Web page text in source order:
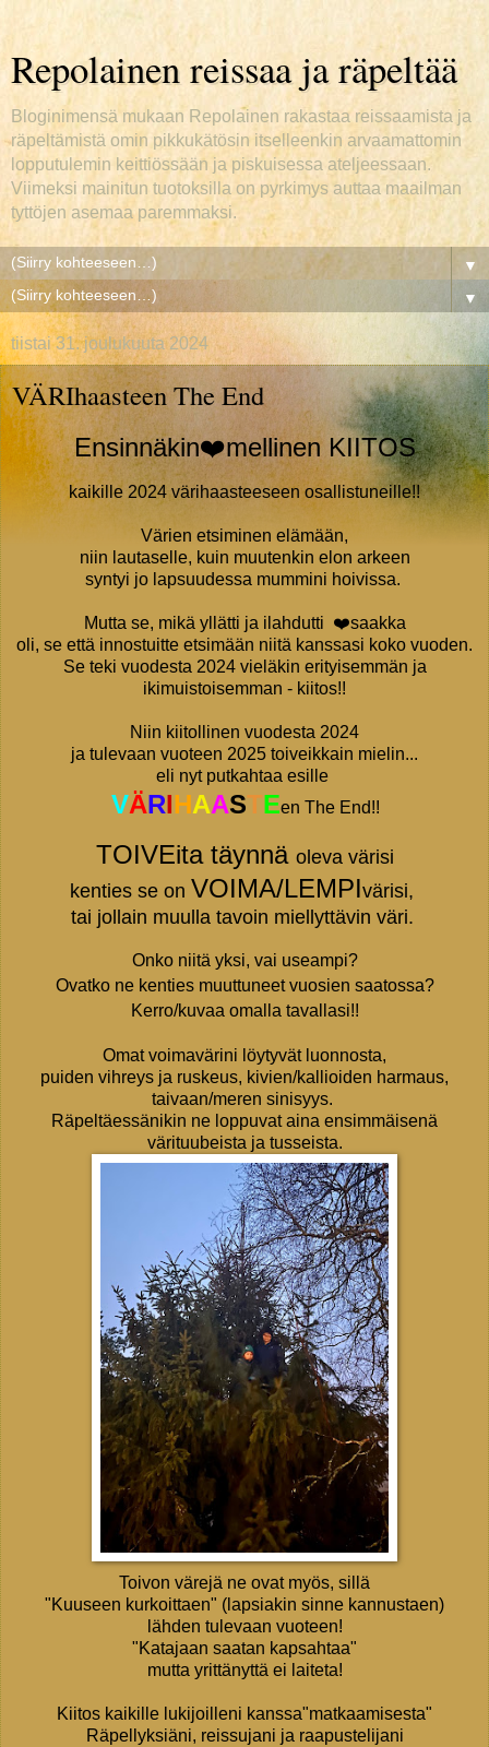
Repolainen reissaa ja räpeltää
Bloginimensä mukaan Repolainen rakastaa reissaamista ja
räpeltämistä omin pikkukätösin itselleenkin arvaamattomin
lopputulemin keittiössään ja piskuisessa ateljeessaan.
Viimeksi mainitun tuotoksilla on pyrkimys auttaa maailman
tyttöjen asemaa paremmaksi.
▼
▼
tiistai 31. joulukuuta 2024
VÄRIhaasteen The End
Ensinnäkin❤️mellinenKIITOS
kaikille 2024 värihaasteeseen osallistuneille!!
Värien etsiminen elämään,
niin lautaselle, kuin muutenkin elon arkeen
syntyi jo lapsuudessa mummini hoivissa.
Mutta se, mikä yllätti ja ilahdutti ❤️saakka
oli, se että innostuitte etsimään niitä kanssasi koko vuoden.
Se teki vuodesta 2024 vieläkin erityisemmän ja
ikimuistoisemman - kiitos!!
Niin kiitollinen vuodesta 2024
ja tulevaan vuoteen 2025 toiveikkain mielin...
eli nyt putkahtaa esille
VÄRIHAASTEen The End!!
TOIVEita täynnä oleva värisi
kenties se on VOIMA/LEMPIvärisi,
tai jollain muulla tavoin miellyttävin väri.
Onko niitä yksi, vai useampi?
Ovatko ne kenties muuttuneet vuosien saatossa?
Kerro/kuvaa omalla tavallasi!!
Omat voimavärini löytyvät luonnosta,
puiden vihreys ja ruskeus, kivien/kallioiden harmaus,
taivaan/meren sinisyys.
Räpeltäessänikin ne loppuvat aina ensimmäisenä
värituubeista ja tusseista.
Toivon värejä ne ovat myös, sillä
"Kuuseen kurkoittaen" (lapsiakin sinne kannustaen)
lähden tulevaan vuoteen!
"Katajaan saatan kapsahtaa"
mutta yrittänyttä ei laiteta!
Kiitos kaikille lukijoilleni kanssa"matkaamisesta"
Räpellyksiäni, reissujani ja raapustelijani